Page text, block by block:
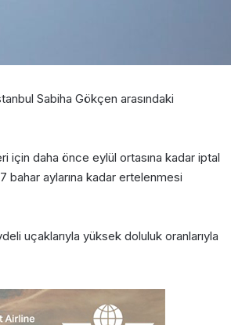
Sabiha Gökçen arasındaki
için daha önce eylül ortasına kadar iptal
bahar aylarına kadar ertelenmesi
uçaklarıyla yüksek doluluk oranlarıyla